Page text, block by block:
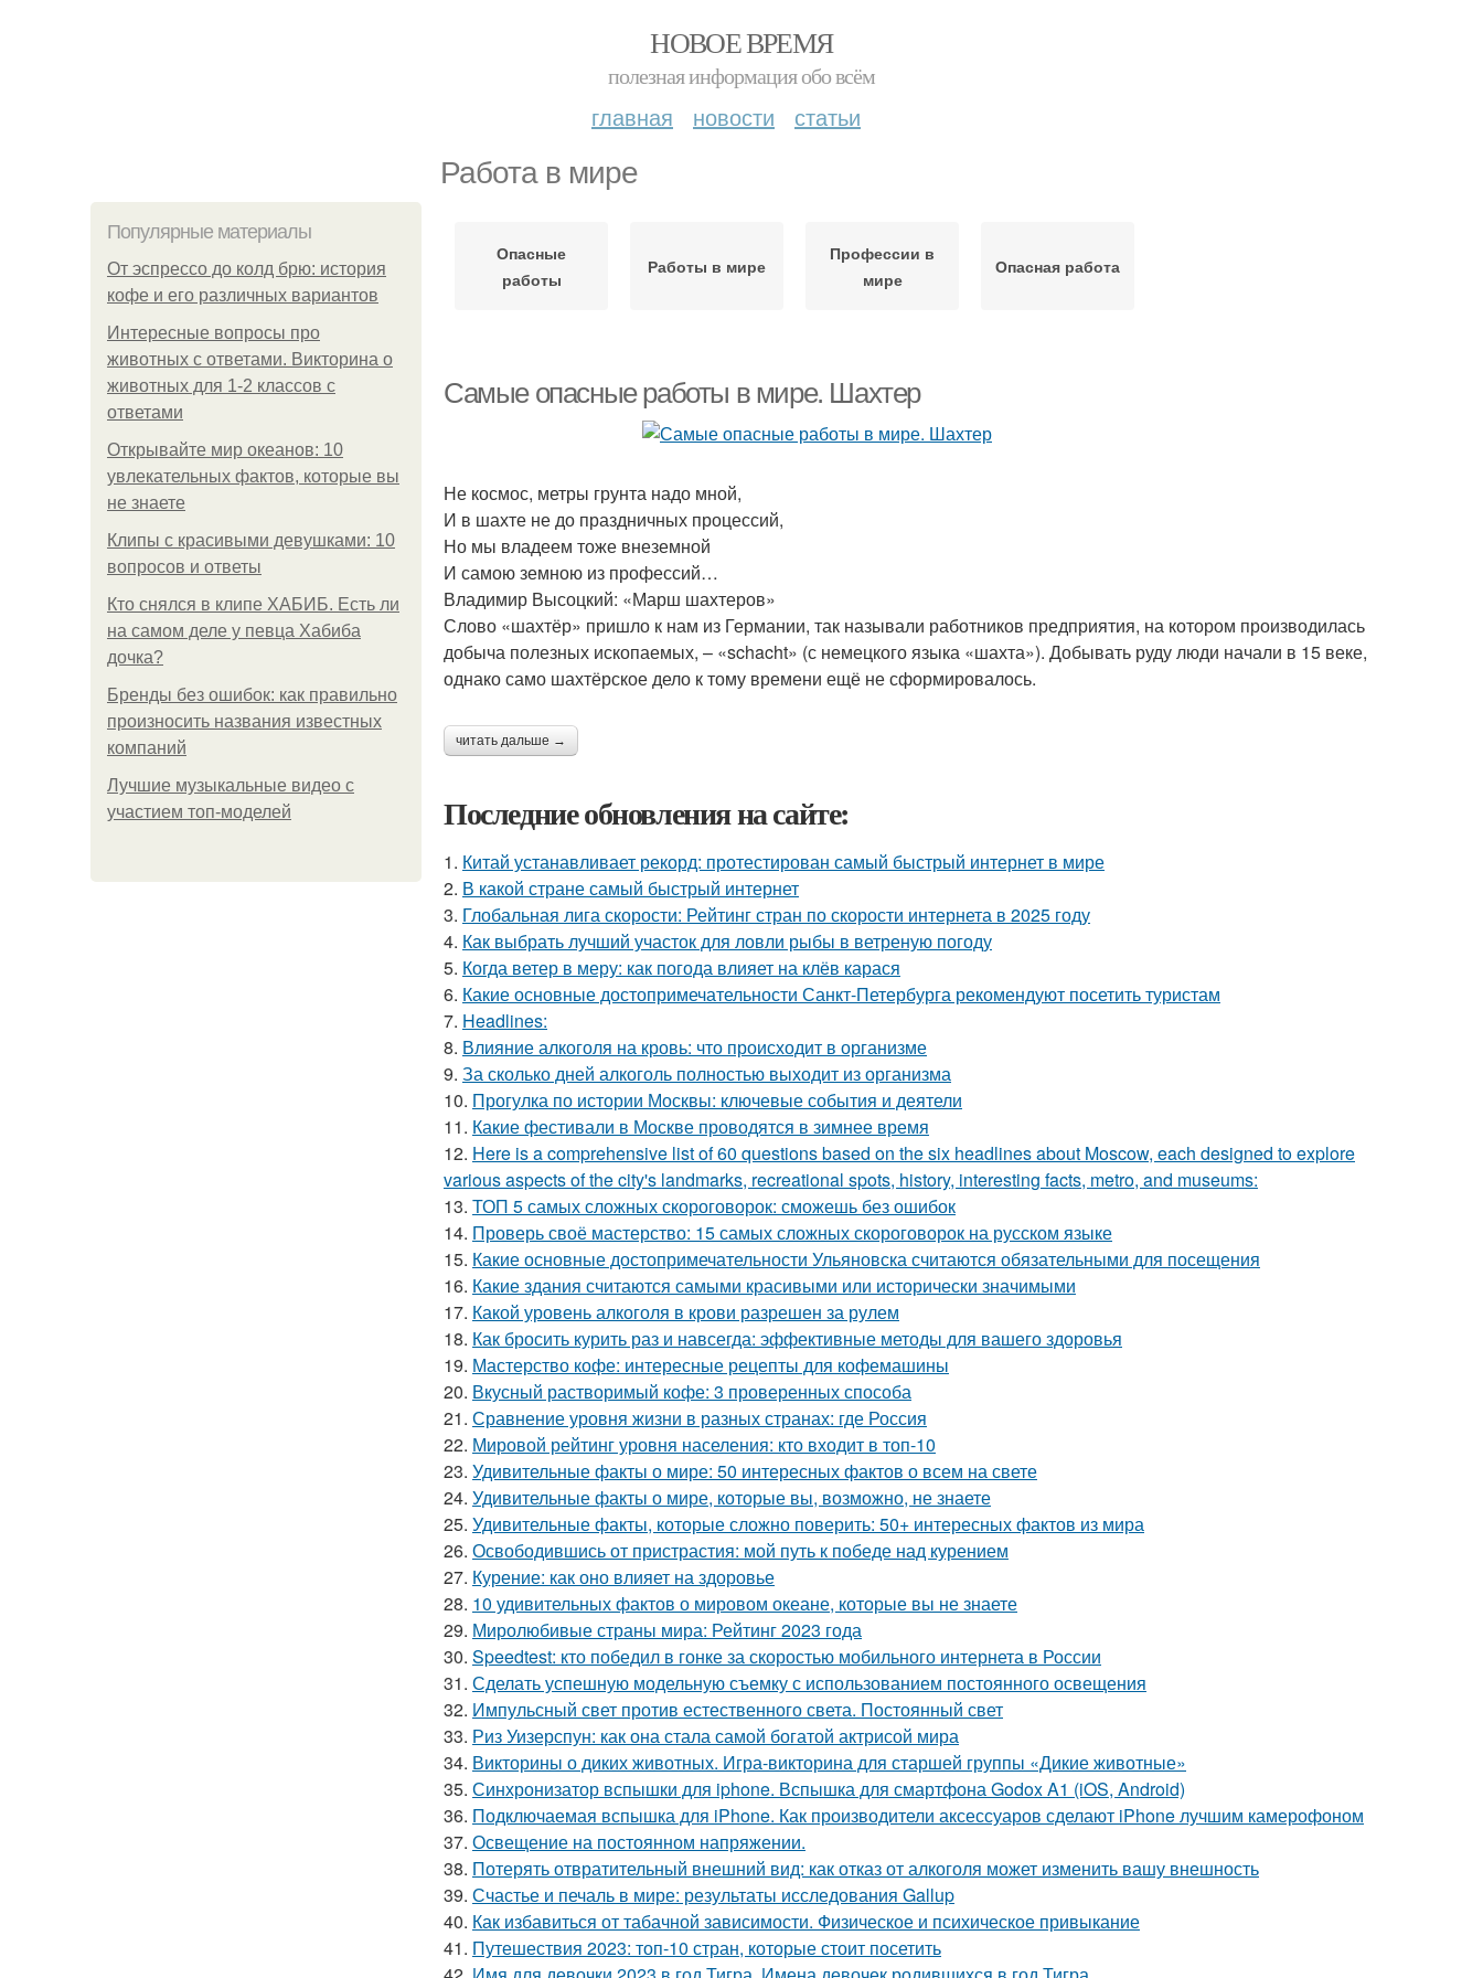
НОВОЕ ВРЕМЯ
полезная информация обо всём
главная новости статьи
Работа в мире
Популярные материалы
От эспрессо до колд брю: история
кофе и его различных вариантов
Интересные вопросы про
животных с ответами. Викторина о
животных для 1-2 классов с
ответами
Открывайте мир океанов: 10
увлекательных фактов, которые вы
не знаете
Клипы с красивыми девушками: 10
вопросов и ответы
Кто снялся в клипе ХАБИБ. Есть ли
на самом деле у певца Хабиба
дочка?
Бренды без ошибок: как правильно
произносить названия известных
компаний
Лучшие музыкальные видео с
участием топ-моделей
Опасные
работы
Работы в мире
Профессии в
мире
Опасная работа
Самые опасные работы в мире. Шахтер
Не космос, метры грунта надо мной,
И в шахте не до праздничных процессий,
Но мы владеем тоже внеземной
И самою земною из профессий…
Владимир Высоцкий: «Марш шахтеров»
Слово «шахтёр» пришло к нам из Германии, так называли работников предприятия, на котором производилась
добыча полезных ископаемых, – «schacht» (с немецкого языка «шахта»). Добывать руду люди начали в 15 веке,
однако само шахтёрское дело к тому времени ещё не сформировалось.
читать дальше →
Последние обновления на сайте:
1. Китай устанавливает рекорд: протестирован самый быстрый интернет в мире
2. В какой стране самый быстрый интернет
3. Глобальная лига скорости: Рейтинг стран по скорости интернета в 2025 году
4. Как выбрать лучший участок для ловли рыбы в ветреную погоду
5. Когда ветер в меру: как погода влияет на клёв карася
6. Какие основные достопримечательности Санкт-Петербурга рекомендуют посетить туристам
7. Headlines:
8. Влияние алкоголя на кровь: что происходит в организме
9. За сколько дней алкоголь полностью выходит из организма
10. Прогулка по истории Москвы: ключевые события и деятели
11. Какие фестивали в Москве проводятся в зимнее время
12. Here is a comprehensive list of 60 questions based on the six headlines about Moscow, each designed to explore
various aspects of the city's landmarks, recreational spots, history, interesting facts, metro, and museums:
13. ТОП 5 самых сложных скороговорок: сможешь без ошибок
14. Проверь своё мастерство: 15 самых сложных скороговорок на русском языке
15. Какие основные достопримечательности Ульяновска считаются обязательными для посещения
16. Какие здания считаются самыми красивыми или исторически значимыми
17. Какой уровень алкоголя в крови разрешен за рулем
18. Как бросить курить раз и навсегда: эффективные методы для вашего здоровья
19. Мастерство кофе: интересные рецепты для кофемашины
20. Вкусный растворимый кофе: 3 проверенных способа
21. Сравнение уровня жизни в разных странах: где Россия
22. Мировой рейтинг уровня населения: кто входит в топ-10
23. Удивительные факты о мире: 50 интересных фактов о всем на свете
24. Удивительные факты о мире, которые вы, возможно, не знаете
25. Удивительные факты, которые сложно поверить: 50+ интересных фактов из мира
26. Освободившись от пристрастия: мой путь к победе над курением
27. Курение: как оно влияет на здоровье
28. 10 удивительных фактов о мировом океане, которые вы не знаете
29. Миролюбивые страны мира: Рейтинг 2023 года
30. Speedtest: кто победил в гонке за скоростью мобильного интернета в России
31. Сделать успешную модельную съемку с использованием постоянного освещения
32. Импульсный свет против естественного света. Постоянный свет
33. Риз Уизерспун: как она стала самой богатой актрисой мира
34. Викторины о диких животных. Игра-викторина для старшей группы «Дикие животные»
35. Синхронизатор вспышки для iphone. Вспышка для смартфона Godox A1 (iOS, Android)
36. Подключаемая вспышка для iPhone. Как производители аксессуаров сделают iPhone лучшим камерофоном
37. Освещение на постоянном напряжении.
38. Потерять отвратительный внешний вид: как отказ от алкоголя может изменить вашу внешность
39. Счастье и печаль в мире: результаты исследования Gallup
40. Как избавиться от табачной зависимости. Физическое и психическое привыкание
41. Путешествия 2023: топ-10 стран, которые стоит посетить